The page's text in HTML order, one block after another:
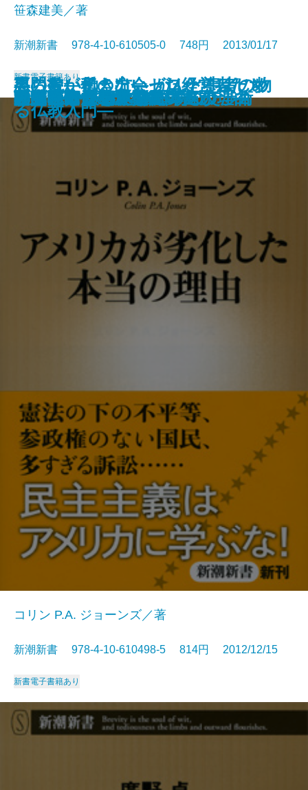
本当は怖い動物の子育て
医療にたかるな
日本人のための世界史入門
ハダカの北朝鮮
専門書が伝えない がんと患者の物
語
老荘思想の心理学
日本の宿命
男の貌―私の出会った経営者たち
―
原発と政治のリアリズム
武士道とキリスト教
笹森建美／著
新潮新書 978-4-10-610505-0 748円 2013/01/17
新書電子書籍あり
アメリカが劣化した本当の理由
コリン P.A. ジョーンズ／著
新潮新書 978-4-10-610498-5 814円 2012/12/15
新書電子書籍あり
卑弥呼は何を食べていたか
国の死に方
たくらむ技術
外交プロに学ぶ 修羅場の交渉術
「忠臣蔵」の決算書
誤解だらけの「発達障害」
怒らない働き方―ゼロからはじめ
る仏教入門―
動乱のインテリジェンス
ひっかかる日本語